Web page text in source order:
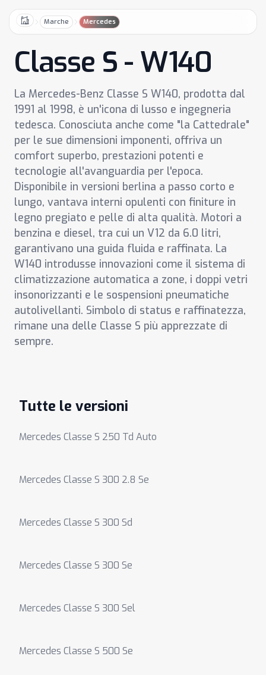
HomeMarche Mercedes
Classe S - W140
La Mercedes-Benz Classe S W140, prodotta dal
1991 al 1998, è un'icona di lusso e ingegneria
tedesca. Conosciuta anche come "la Cattedrale"
per le sue dimensioni imponenti, offriva un
comfort superbo, prestazioni potenti e
tecnologie all'avanguardia per l'epoca.
Disponibile in versioni berlina a passo corto e
lungo, vantava interni opulenti con finiture in
legno pregiato e pelle di alta qualità. Motori a
benzina e diesel, tra cui un V12 da 6.0 litri,
garantivano una guida fluida e raffinata. La
W140 introdusse innovazioni come il sistema di
climatizzazione automatica a zone, i doppi vetri
insonorizzanti e le sospensioni pneumatiche
autolivellanti. Simbolo di status e raffinatezza,
rimane una delle Classe S più apprezzate di
sempre.
Tutte le versioni
Mercedes Classe S 250 Td Auto
Mercedes Classe S 300 2.8 Se
Mercedes Classe S 300 Sd
Mercedes Classe S 300 Se
Mercedes Classe S 300 Sel
Mercedes Classe S 500 Se